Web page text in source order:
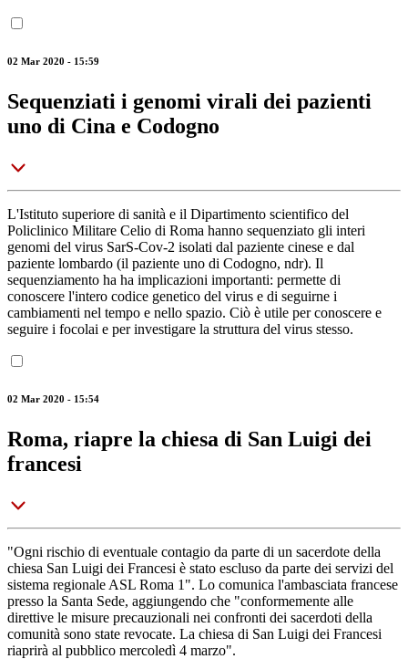
02 Mar 2020 - 15:59
Sequenziati i genomi virali dei pazienti
uno di Cina e Codogno
L'Istituto superiore di sanità e il Dipartimento scientifico del
Policlinico Militare Celio di Roma hanno sequenziato gli interi
genomi del virus SarS-Cov-2 isolati dal paziente cinese e dal
paziente lombardo (il paziente uno di Codogno, ndr). Il
sequenziamento ha ha implicazioni importanti: permette di
conoscere l'intero codice genetico del virus e di seguirne i
cambiamenti nel tempo e nello spazio. Ciò è utile per conoscere e
seguire i focolai e per investigare la struttura del virus stesso.
02 Mar 2020 - 15:54
Roma, riapre la chiesa di San Luigi dei
francesi
"Ogni rischio di eventuale contagio da parte di un sacerdote della
chiesa San Luigi dei Francesi è stato escluso da parte dei servizi del
sistema regionale ASL Roma 1". Lo comunica l'ambasciata francese
presso la Santa Sede, aggiungendo che "conformemente alle
direttive le misure precauzionali nei confronti dei sacerdoti della
comunità sono state revocate. La chiesa di San Luigi dei Francesi
riaprirà al pubblico mercoledì 4 marzo".